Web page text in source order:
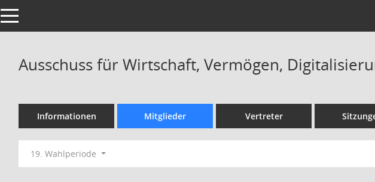
Toggle navigation
Ausschuss für Wirtschaft, Vermögen,
Informationen Mitglieder Vertreter
19. Wahlperiode